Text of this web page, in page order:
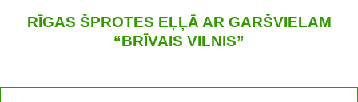
RĪGAS ŠPROTES EĻĻĀ AR GARŠVIELAM
“BRĪVAIS VILNIS”